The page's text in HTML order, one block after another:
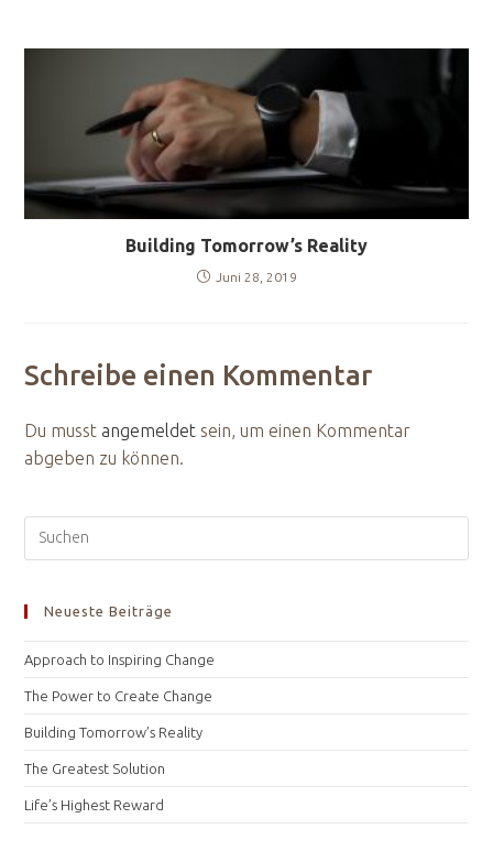
Building Tomorrow’s Reality
Juni 28, 2019
Schreibe einen Kommentar
Du musst angemeldet sein, um einen Kommentar
abgeben zu können.
Neueste Beiträge
Approach to Inspiring Change
The Power to Create Change
Building Tomorrow’s Reality
The Greatest Solution
Life’s Highest Reward